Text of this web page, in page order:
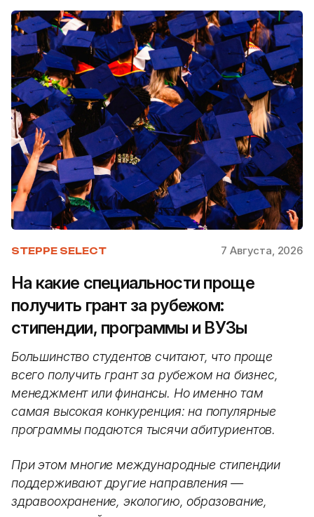
STEPPE SELECT 7 Августа, 2026
На какие специальности проще
получить грант за рубежом:
стипендии, программы и ВУЗы
Большинство студентов считают, что проще
всего получить грант за рубежом на бизнес,
менеджмент или финансы. Но именно там
самая высокая конкуренция: на популярные
программы подаются тысячи абитуриентов.
При этом многие международные стипендии
поддерживают другие направления —
здравоохранение, экологию, образование,